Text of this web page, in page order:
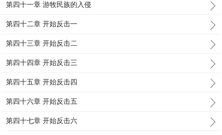
第四十一章 游牧民族的入侵
第四十二章 开始反击一
第四十三章 开始反击二
第四十四章 开始反击三
第四十五章 开始反击四
第四十六章 开始反击五
第四十七章 开始反击六